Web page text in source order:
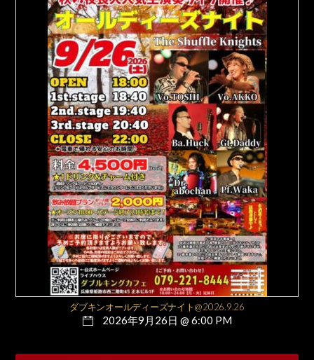
ダブキンオールディーズナイト@2026.9.26
2026年9月26日 @ 6:00 PM